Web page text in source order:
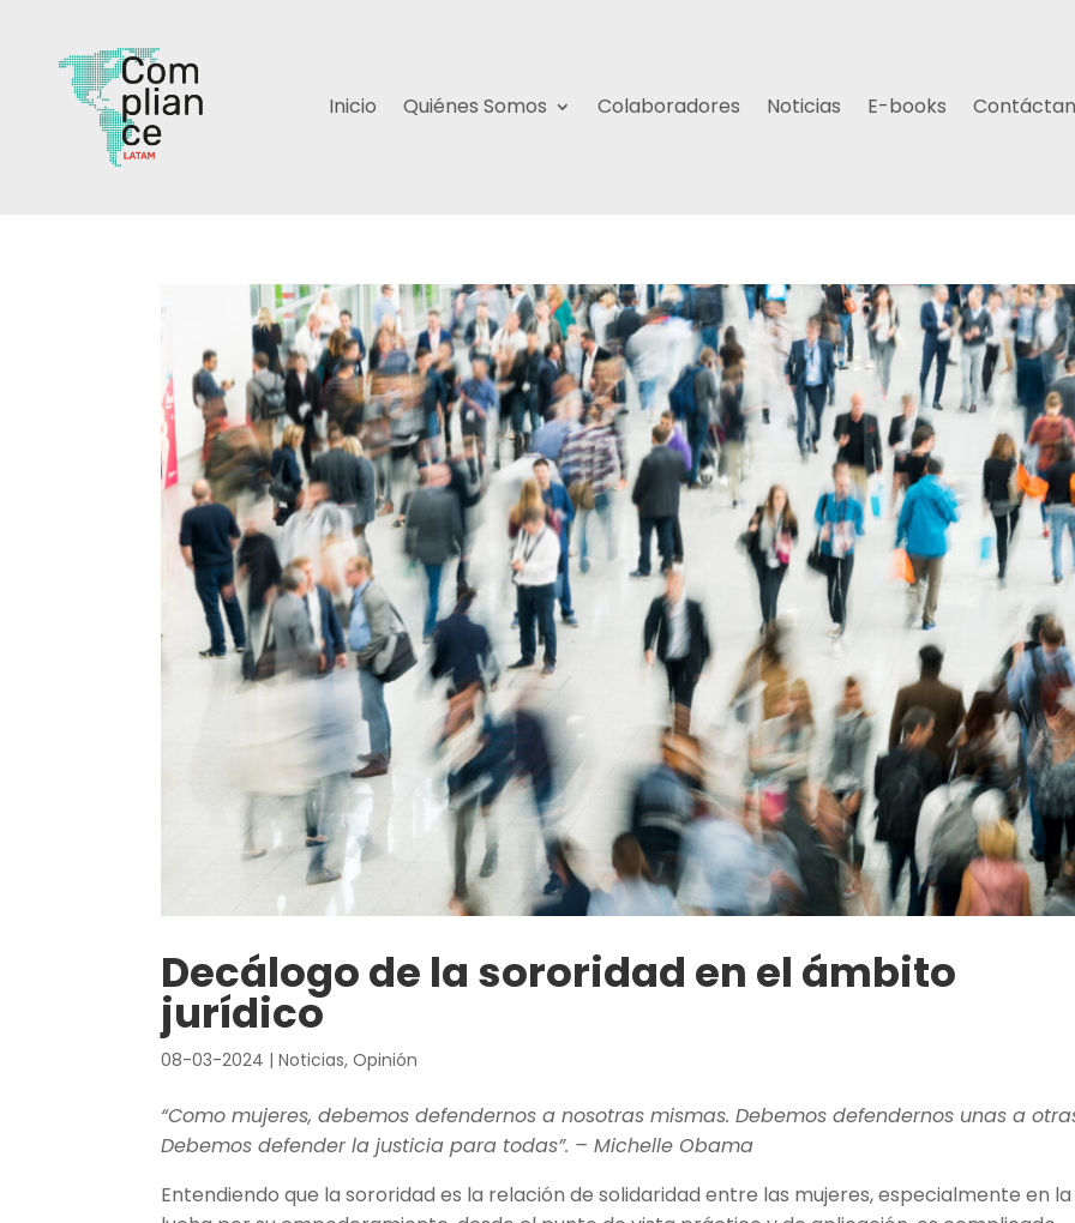
Inicio Quiénes Somos Colaboradores Noticias E-books
Decálogo de la sororidad en el ámbito
jurídico
08-03-2024 |Noticias,Opinión
“Como mujeres, debemos defendernos a nosotras mismas. Debemos defendernos unas a
Debemos defender la justicia para todas”. – Michelle Obama
Entendiendo que la sororidad es la relación de solidaridad entre las mujeres, especialmente en la